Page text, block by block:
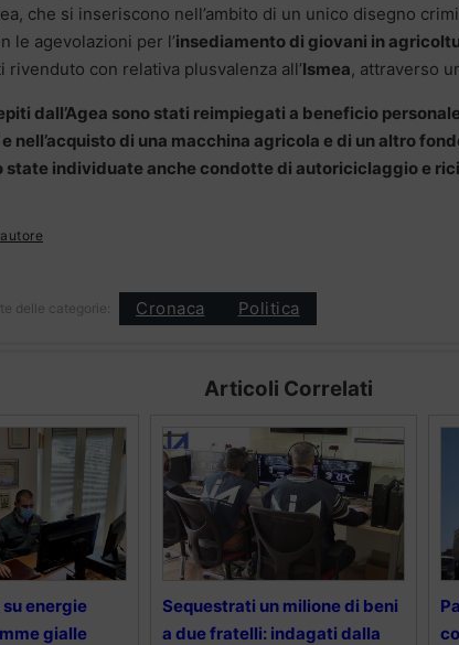
che si inseriscono nell’ambito di un unico disegno
le agevolazioni per l’insediamento di giovani in
rivenduto con relativa plusvalenza all’Ismea, attraverso
dall’Agea sono stati reimpiegati a beneficio
nell’acquisto di una macchina agricola e di un altro
state individuate anche condotte di autoriciclaggio e
delle categorie: Cronaca Politica
Articoli Correlati
energie
gialle
Sequestrati un milione di beni
a due fratelli: indagati dalla